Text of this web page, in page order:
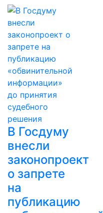
В Госдуму
внесли
законопроект
о запрете
на
публикацию